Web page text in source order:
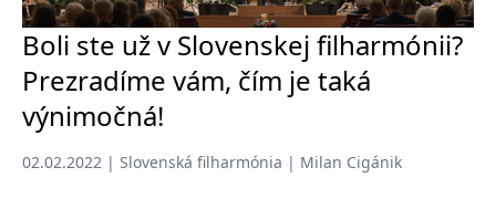
Boli ste už v Slovenskej filharmónii?
Prezradíme vám, čím je taká
výnimočná!
02.02.2022 | Slovenská filharmónia | Milan Cigánik